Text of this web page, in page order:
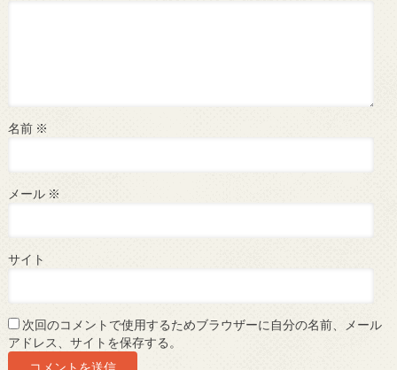
名前 ※
メール ※
サイト
次回のコメントで使用するためブラウザーに自分の名前、メール
アドレス、サイトを保存する。